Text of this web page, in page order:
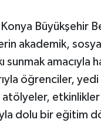
Konya Büyükşehir
akademik,
sunmak amacıyla
öğrenciler, yedi
dolu bir eğitim